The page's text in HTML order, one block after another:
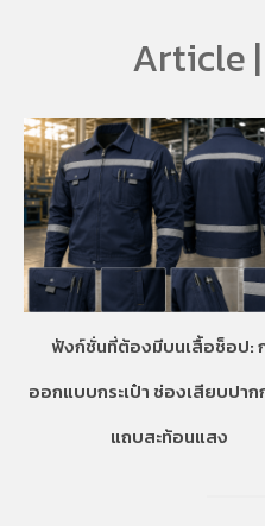
Article
ฟังก์ชั่นที่ต้องมีบนเสื้อช็อป:
ออกแบบกระเป๋า ช่องเสียบปาก
แถบสะท้อนแสง